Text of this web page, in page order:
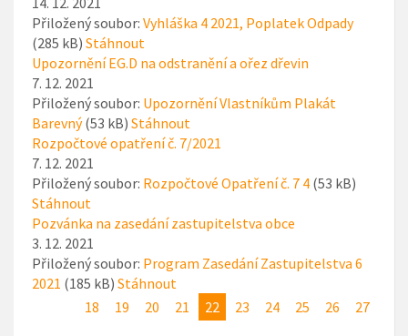
Přiložený soubor: Vyhláška 4 2021, Poplatek Odpady
(285 kB) Stáhnout
Upozornění EG.D na odstranění a ořez dřevin
7. 12. 2021
Přiložený soubor: Upozornění Vlastníkům Plakát
Barevný(53 kB) Stáhnout
Rozpočtové opatření č. 7/2021
7. 12. 2021
Přiložený soubor: Rozpočtové Opatření č. 7 4 (53 kB)
Stáhnout
Pozvánka na zasedání zastupitelstva obce
3. 12. 2021
Přiložený soubor: Program Zasedání Zastupitelstva 6
2021 (185 kB) Stáhnout
18
19 20 21 22 23 24 25 26 27